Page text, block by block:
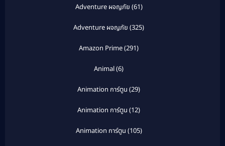
Adventure ผจญภัย (61)
Adventure ผจญภัย (325)
Amazon Prime(291)
Animal(6)
Animation การ์ตูน (29)
Animation การ์ตูน (12)
Animation การ์ตูน (105)